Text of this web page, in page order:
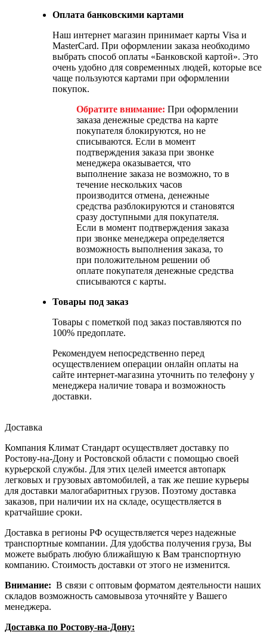
Оплата банковскими картами
Наш интернет магазин принимает карты Visa и
MasterCard. При оформлении заказа необходимо
выбрать способ оплаты «Банковской картой». Это
очень удобно для современных людей, которые все
чаще пользуются картами при оформлении
покупок.
Обратите внимание: При оформлении
заказа денежные средства на карте
покупателя блокируются, но не
списываются. Если в момент
подтверждения заказа при звонке
менеджера оказывается, что
выполнение заказа не возможно, то в
течение нескольких часов
производится отмена, денежные
средства разблокируются и становятся
сразу доступными для покупателя.
Если в момент подтверждения заказа
при звонке менеджера определяется
возможность выполнения заказа, то
при положительном решении об
оплате покупателя денежные средства
списываются с карты.
Товары под заказ
Товары с пометкой под заказ поставляются по
100% предоплате.
Рекомендуем непосредственно перед
осуществлением операции онлайн оплаты на
сайте интернет-магазина уточнить по телефону у
менеджера наличие товара и возможность
доставки.
Доставка
Компания Климат Стандарт осуществляет доставку по
Ростову-на-Дону и Ростовской области с помощью своей
курьерской службы. Для этих целей имеется автопарк
легковых и грузовых автомобилей, а так же пешие курьеры
для доставки малогабаритных грузов. Поэтому доставка
заказов, при наличии их на складе, осуществляется в
кратчайшие сроки.
Доставка в регионы РФ осуществляется через надежные
транспортные компании. Для удобства получения груза, Вы
можете выбрать любую ближайшую к Вам транспортную
компанию. Стоимость доставки от этого не изменится.
Внимание: В связи с оптовым форматом деятельности наших
складов возможность самовывоза уточняйте у Вашего
менеджера.
Доставка по Ростову-на-Дону: